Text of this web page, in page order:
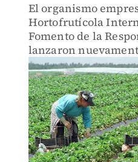
El organismo
Hortofrutícola
Fomento de la
lanzaron
T-MEC".